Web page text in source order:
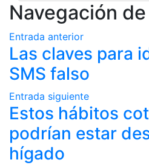
Navegación
Entrada anterior
Las claves para
SMS falso
Entrada siguiente
Estos hábitos
podrían estar
hígado